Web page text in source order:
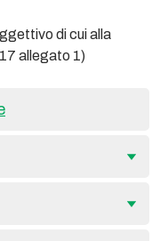
di cui alla
allegato 1)